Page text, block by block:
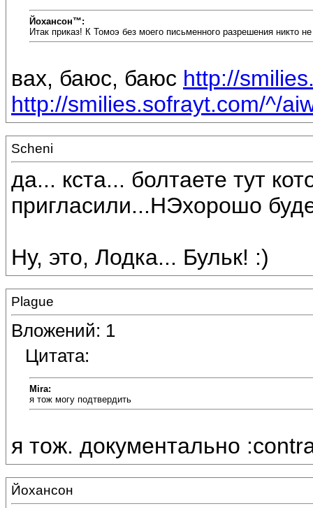
Йохансон™:
Итак приказ! К Томоэ без моего письменного разрешения никто
вах, баюс, баюс http://
http://smilies.sofrayt.com/^/
Scheni
да... кста... болтаете тут
пригласили...НЭхорошо
Ну, это, Лодка... Бульк! :)
Plague
Вложений: 1
Цитата:
Mira:
я тож могу подтвердить
я тож. документально
Йохансон